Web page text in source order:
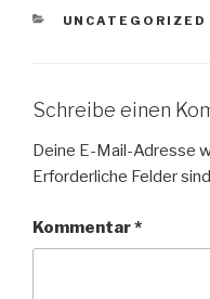
KATEGORIEN
UNCATEGORIZED
Schreibe einen
Deine E-Mail-Adresse
Erforderliche Felder
Kommentar*